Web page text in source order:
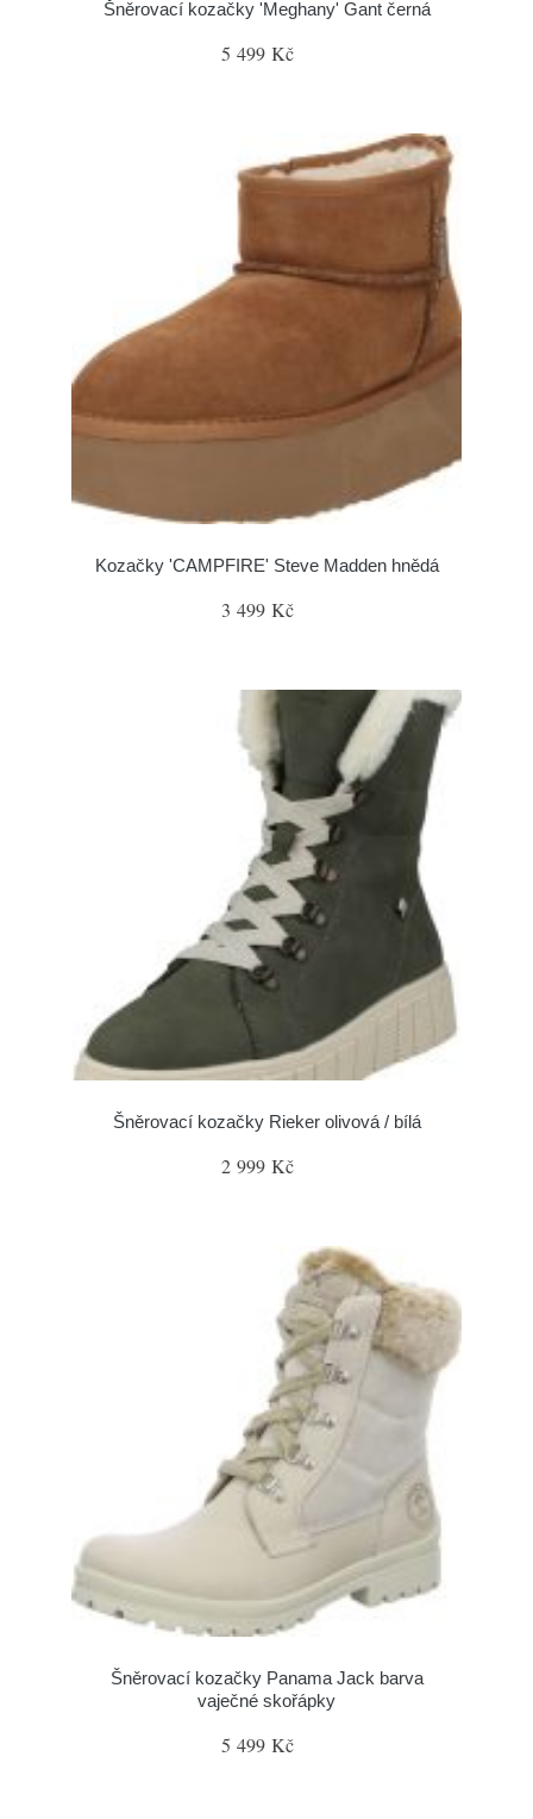
Šněrovací kozačky 'Meghany' Gant černá
5 499 Kč
Kozačky 'CAMPFIRE' Steve Madden hnědá
3 499 Kč
Šněrovací kozačky Rieker olivová / bílá
2 999 Kč
Šněrovací kozačky Panama Jack barva
vaječné skořápky
5 499 Kč